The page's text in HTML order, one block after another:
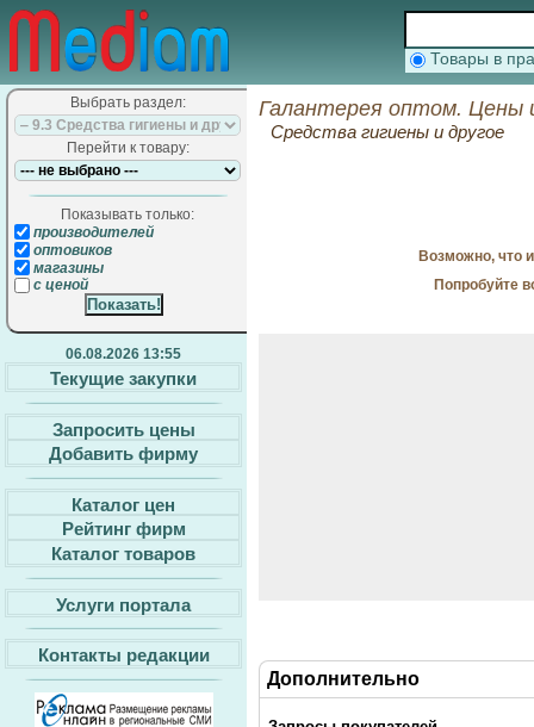
Товары в
Выбрать раздел:
Перейти к товару:
Показывать только:
производителей
оптовиков
магазины
с ценой
06.08.2026 13:55
Текущие закупки
Запросить цены
Добавить фирму
Каталог цен
Рейтинг фирм
Каталог товаров
Услуги портала
Контакты редакции
Галантерея оптом. Цены
Средства гигиены и другое
Возможно, что
Попробуйте
Дополнительно